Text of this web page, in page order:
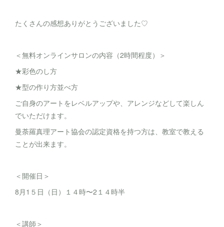
たくさんの感想ありがとうございました♡
＜無料オンラインサロンの内容（2時間程度）＞
★彩色のし方
★型の作り方並べ方
ご自身のアートをレベルアップや、アレンジなどして楽しん
でいただけます。
曼荼羅真理アート協会の認定資格を持つ方は、教室で教える
ことが出来ます。
＜開催日＞
8月1５日（日）１４時〜2１４時半
＜講師＞